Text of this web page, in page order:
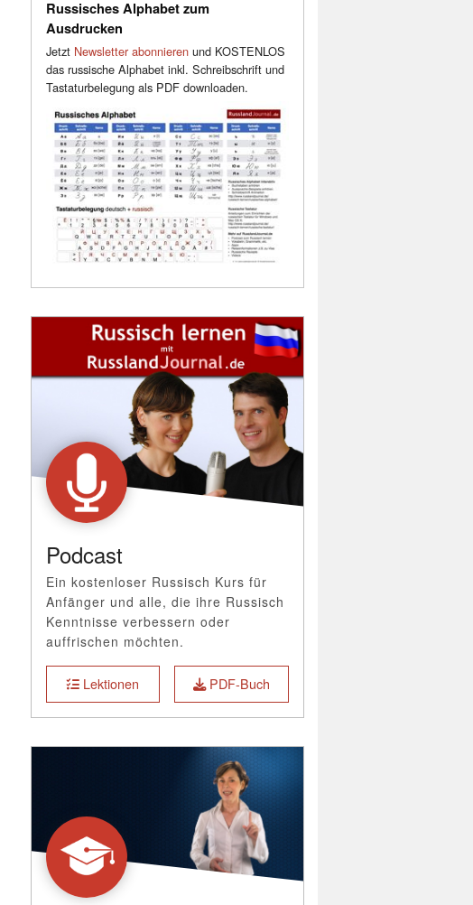
Russisches Alphabet zum
Ausdrucken
Jetzt Newsletter abonnierenund KOSTENLOS
das russische Alphabet inkl. Schreibschrift und
Tastaturbelegung als PDF downloaden.
Podcast
Ein kostenloser Russisch Kurs für
Anfänger und alle, die ihre Russisch
Kenntnisse verbessern oder
auffrischen möchten.
Lektionen PDF-Buch